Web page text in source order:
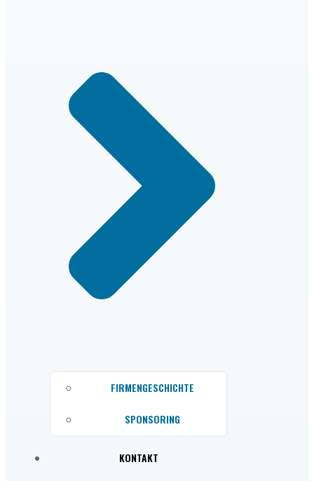
FIRMENGESCHICHTE
SPONSORING
KONTAKT